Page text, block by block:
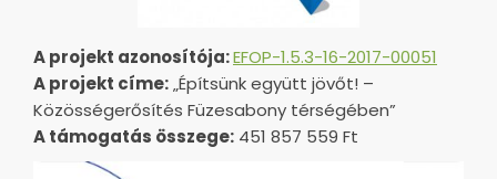
A projekt azonosítója:EFOP-1.5.3-16-2017-00051
A projekt címe:„Építsünk együtt jövőt! –
Közösségerősítés Füzesabony térségében”
A támogatás összege: 451 857 559 Ft